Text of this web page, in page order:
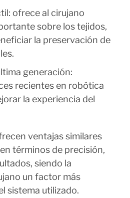
ofrece al cirujano
sobre los tejidos,
la preservación de
generación:
recientes en robótica
la experiencia del
ventajas similares
términos de precisión,
siendo la
un factor más
sistema utilizado.